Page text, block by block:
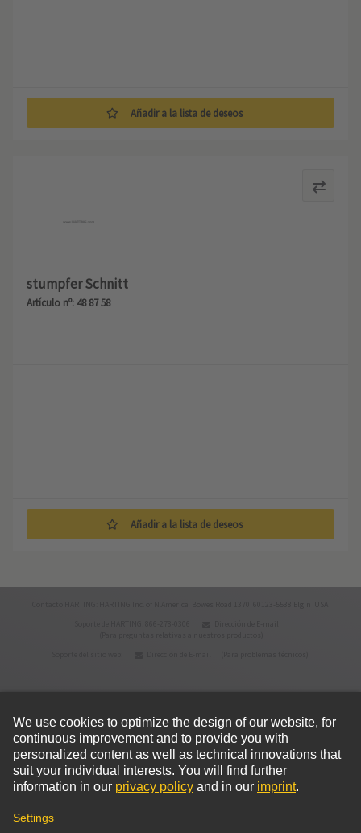
Añadir a la lista de deseos
stumpfer Schnitt
Artículo nº: 48 87 58
Añadir a la lista de deseos
© HARTING Technology Group
Inicio
Política de privacidad Condiciones de uso Condiciones de venta Política de cookies
Aviso legal